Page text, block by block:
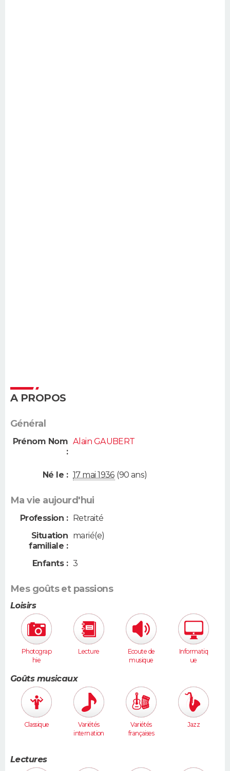
A PROPOS
Général
Prénom Nom
:
Alain GAUBERT
Né le : 17 mai 1936 (90 ans)
Ma vie aujourd'hui
Profession : Retraité
Situation
familiale :
marié(e)
Enfants : 3
Mes goûts et passions
Loisirs
Photograp
hie
Lecture
Ecoute de
musique
Informatiq
ue
Goûts musicaux
Classique
Variétés
internation
Variétés
françaises
Jazz
Lectures